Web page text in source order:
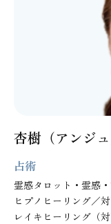
杏樹（アンジュ
占術
霊感タロット・霊感
ヒプノヒーリング／
レイキヒーリング（